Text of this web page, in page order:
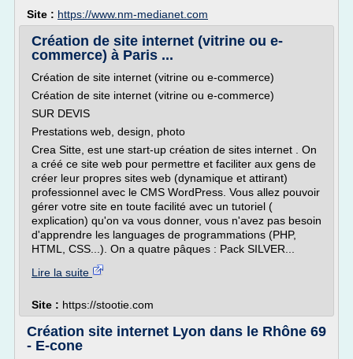
Site : https://www.nm-medianet.com
Création de site internet (vitrine ou e-
commerce) à Paris ...
Création de site internet (vitrine ou e-commerce)
Création de site internet (vitrine ou e-commerce)
SUR DEVIS
Prestations web, design, photo
Crea Sitte, est une start-up création de sites internet . On
a créé ce site web pour permettre et faciliter aux gens de
créer leur propres sites web (dynamique et attirant)
professionnel avec le CMS WordPress. Vous allez pouvoir
gérer votre site en toute facilité avec un tutoriel (
explication) qu'on va vous donner, vous n'avez pas besoin
d'apprendre les languages de programmations (PHP,
HTML, CSS...). On a quatre pâques : Pack SILVER...
Lire la suite
Site : https://stootie.com
Création site internet Lyon dans le Rhône 69
- E-cone